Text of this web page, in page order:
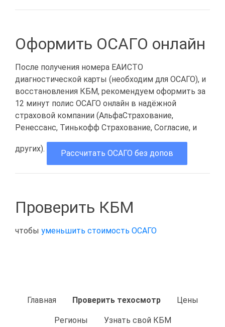
Оформить ОСАГО онлайн
После получения номера ЕАИСТО
диагностической карты (необходим для ОСАГО), и
восстановления КБМ, рекомендуем оформить за
12 минут полис ОСАГО онлайн в надёжной
страховой компании (АльфаСтрахование,
Ренессанс, Тинькофф Страхование, Согласие, и
других). Рассчитать ОСАГО без допов
Проверить КБМ
чтобы уменьшить стоимость ОСАГО
Главная Проверить техосмотр Цены
Регионы Узнать свой КБМ